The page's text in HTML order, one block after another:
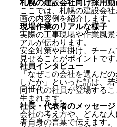
札幌の建設会社向け採用動
ここでは、札幌の建設会
画の内容例を紹介します。
現場作業のリアルな様子
実際の工事現場や作業風
アルが伝わります。
安全対策や声掛け、チー
見せることがポイントです
社員インタビュー
「なぜこの会社を選んだ
したか」といった話は、若
同世代の社員が登場する
生まれます。
社長・代表者のメッセージ
会社の考え方や、どんな
者自身の言葉で伝えます。
札幌の建設会社で採用が難
札幌の建設会社に採用動画が
仕事内容を視覚的に伝え
マイナスイメージを払拭
人柄や社風が伝わる
札幌の建設会社が採用動画